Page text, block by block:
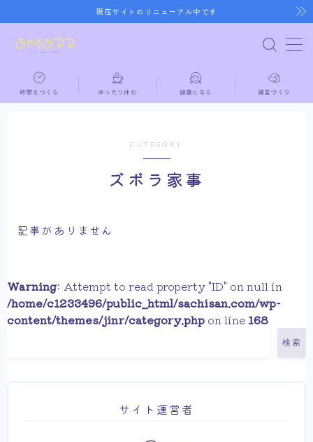
現在サイトのリニューアル中です
MENU
ホーム
時間をつくる ゆったり休む 健康になる 寝室づくり
CATEGORY
ズボラ家事
記事がありません
Warning: Attempt to read property "ID" on null in
/home/c1233496/public_html/sachisan.com/wp-
content/themes/jinr/category.php on line 168
検索
サイト運営者